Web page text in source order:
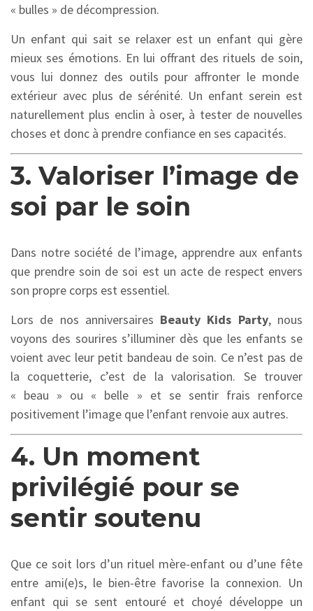
« bulles » de décompression.
Un enfant qui sait se relaxer est un enfant qui gère
mieux ses émotions. En lui offrant des rituels de soin,
vous lui donnez des outils pour affronter le monde
extérieur avec plus de sérénité. Un enfant serein est
naturellement plus enclin à oser, à tester de nouvelles
choses et donc à prendre confiance en ses capacités.
3. Valoriser l’image de
soi par le soin
Dans notre société de l’image, apprendre aux enfants
que prendre soin de soi est un acte de respect envers
son propre corps est essentiel.
Lors de nos anniversaires Beauty Kids Party,nous
voyons des sourires s’illuminer dès que les enfants se
voient avec leur petit bandeau de soin. Ce n’est pas de
la coquetterie, c’est de la valorisation. Se trouver
« beau » ou « belle » et se sentir frais renforce
positivement l’image que l’enfant renvoie aux autres.
4. Un moment
privilégié pour se
sentir soutenu
Que ce soit lors d’un rituel mère-enfant ou d’une fête
entre ami(e)s,le bien-être favorise la connexion. Un
enfant qui se sent entouré et choyé développe un